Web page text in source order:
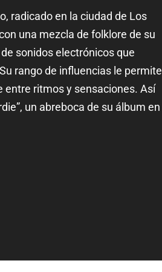
radicado en la ciudad de Los
una mezcla de folklore de su
sonidos electrónicos que
rango de influencias le permite
entre ritmos y sensaciones. Así
un abreboca de su álbum en